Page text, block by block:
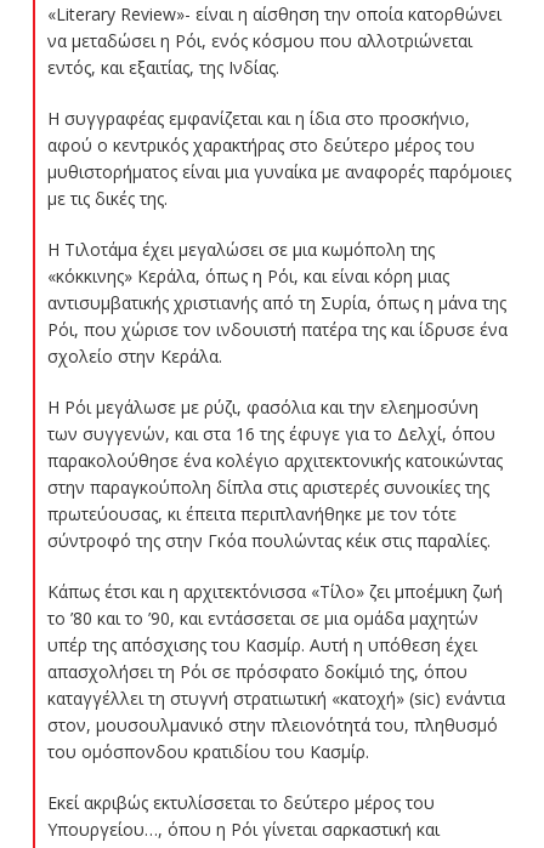
«Literary Review»- είναι η αίσθηση την οποία κατορθώνει
να μεταδώσει η Ρόι, ενός κόσμου που αλλοτριώνεται
εντός, και εξαιτίας, της Ινδίας.
Η συγγραφέας εμφανίζεται και η ίδια στο προσκήνιο,
αφού ο κεντρικός χαρακτήρας στο δεύτερο μέρος του
μυθιστορήματος είναι μια γυναίκα με αναφορές παρόμοιες
με τις δικές της.
Η Τιλοτάμα έχει μεγαλώσει σε μια κωμόπολη της
«κόκκινης» Κεράλα, όπως η Ρόι, και είναι κόρη μιας
αντισυμβατικής χριστιανής από τη Συρία, όπως η μάνα της
Ρόι, που χώρισε τον ινδουιστή πατέρα της και ίδρυσε ένα
σχολείο στην Κεράλα.
Η Ρόι μεγάλωσε με ρύζι, φασόλια και την ελεημοσύνη
των συγγενών, και στα 16 της έφυγε για το Δελχί, όπου
παρακολούθησε ένα κολέγιο αρχιτεκτονικής κατοικώντας
στην παραγκούπολη δίπλα στις αριστερές συνοικίες της
πρωτεύουσας, κι έπειτα περιπλανήθηκε με τον τότε
σύντροφό της στην Γκόα πουλώντας κέικ στις παραλίες.
Κάπως έτσι και η αρχιτεκτόνισσα «Τίλο» ζει μποέμικη ζωή
το ’80 και το ’90, και εντάσσεται σε μια ομάδα μαχητών
υπέρ της απόσχισης του Κασμίρ. Αυτή η υπόθεση έχει
απασχολήσει τη Ρόι σε πρόσφατο δοκίμιό της, όπου
καταγγέλλει τη στυγνή στρατιωτική «κατοχή» (sic) ενάντια
στον, μουσουλμανικό στην πλειονότητά του, πληθυσμό
του ομόσπονδου κρατιδίου του Κασμίρ.
Εκεί ακριβώς εκτυλίσσεται το δεύτερο μέρος του
Υπουργείου…, όπου η Ρόι γίνεται σαρκαστική και